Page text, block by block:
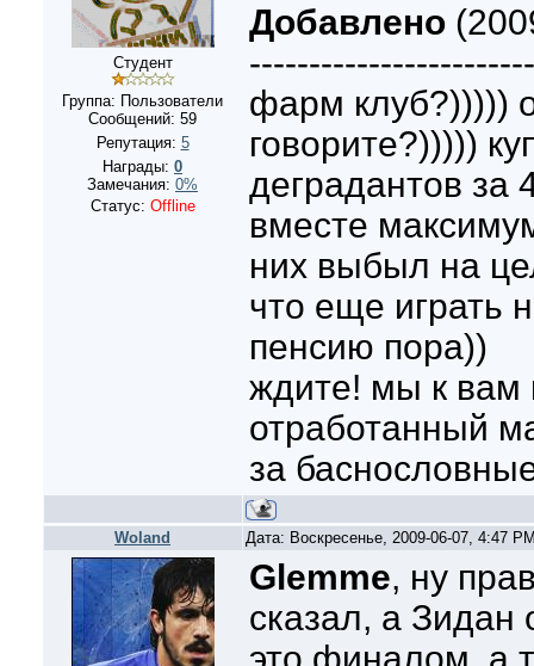
Студент
Группа: Пользователи
Сообщений: 59
Репутация: 5
Награды: 0
Замечания: 0%
Статус: Offline
Добавлено
фарм клуб?)))))
говорите?)))))
деградантов за
вместе
них выбыл на
что еще играть
пенсию пора))
ждите! мы к вам
отработанный
за
Woland Дата: Воскресенье, 2009-06-07, 4:47
Glemme, ну
сказал, а